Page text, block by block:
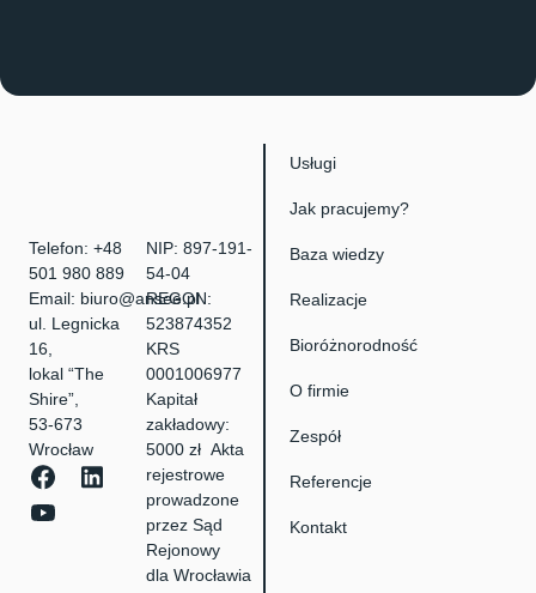
Telefon: +48
501 980 889
Email: biuro@ansee.pl
ul. Legnicka
16,
lokal “The
Shire”,
53-673
Wrocław
NIP: 897-191-
54-04
REGON:
523874352
KRS
0001006977
Kapitał
zakładowy:
5000 zł Akta
rejestrowe
prowadzone
przez Sąd
Rejonowy
dla Wrocławia
Usługi
Jak pracujemy?
Baza wiedzy
Realizacje
Bioróżnorodność
O firmie
Zespół
Referencje
Kontakt